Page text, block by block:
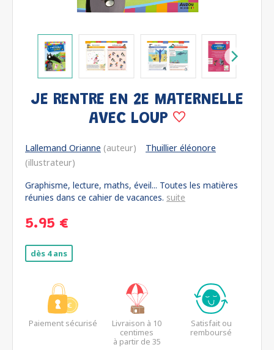
JE RENTRE EN 2E MATERNELLE
AVEC LOUP
Lallemand Orianne (auteur)
Thuillier éléonore
(illustrateur)
Graphisme, lecture, maths, éveil... Toutes les matières
réunies dans ce cahier de vacances. suite
5.95 €
dès 4 ans
Paiement sécurisé
Livraison à 10
centimes
à partir de 35
Satisfait ou
remboursé